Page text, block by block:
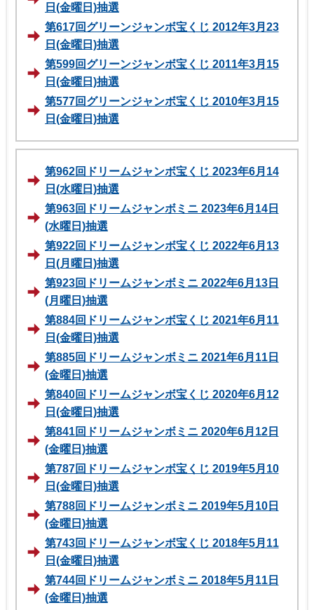
日(金曜日)抽選
第617回グリーンジャンボ宝くじ 2012年3月23
日(金曜日)抽選
第599回グリーンジャンボ宝くじ 2011年3月15
日(金曜日)抽選
第577回グリーンジャンボ宝くじ 2010年3月15
日(金曜日)抽選
第962回ドリームジャンボ宝くじ 2023年6月14
日(水曜日)抽選
第963回ドリームジャンボミニ 2023年6月14日
(水曜日)抽選
第922回ドリームジャンボ宝くじ 2022年6月13
日(月曜日)抽選
第923回ドリームジャンボミニ 2022年6月13日
(月曜日)抽選
第884回ドリームジャンボ宝くじ 2021年6月11
日(金曜日)抽選
第885回ドリームジャンボミニ 2021年6月11日
(金曜日)抽選
第840回ドリームジャンボ宝くじ 2020年6月12
日(金曜日)抽選
第841回ドリームジャンボミニ 2020年6月12日
(金曜日)抽選
第787回ドリームジャンボ宝くじ 2019年5月10
日(金曜日)抽選
第788回ドリームジャンボミニ 2019年5月10日
(金曜日)抽選
第743回ドリームジャンボ宝くじ 2018年5月11
日(金曜日)抽選
第744回ドリームジャンボミニ 2018年5月11日
(金曜日)抽選